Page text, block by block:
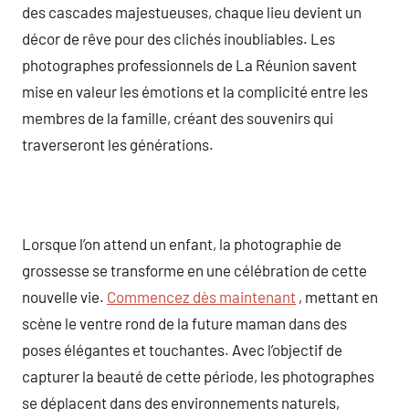
des cascades majestueuses, chaque lieu devient un
décor de rêve pour des clichés inoubliables. Les
photographes professionnels de La Réunion savent
mise en valeur les émotions et la complicité entre les
membres de la famille, créant des souvenirs qui
traverseront les générations.
Lorsque l’on attend un enfant, la photographie de
grossesse se transforme en une célébration de cette
nouvelle vie. Commencez dès maintenant , mettant en
scène le ventre rond de la future maman dans des
poses élégantes et touchantes. Avec l’objectif de
capturer la beauté de cette période, les photographes
se déplacent dans des environnements naturels,